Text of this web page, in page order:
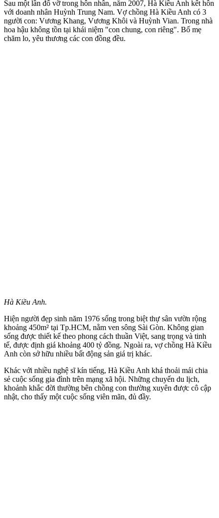
Sau một lần đổ vỡ trong hôn nhân, năm 2007, Hà Kiều Anh kết hôn
với doanh nhân Huỳnh Trung Nam. Vợ chồng Hà Kiều Anh có 3
người con: Vương Khang, Vương Khôi và Huỳnh Vian. Trong nhà
hoa hậu không tồn tại khái niệm "con chung, con riêng". Bố mẹ
chăm lo, yêu thương các con đồng đều.
Hà Kiều Anh.
Hiện người đẹp sinh năm 1976 sống trong biệt thự sân vườn rộng
khoảng 450m² tại Tp.HCM, nằm ven sông Sài Gòn. Không gian
sống được thiết kế theo phong cách thuần Việt, sang trọng và tinh
tế, được định giá khoảng 400 tỷ đồng. Ngoài ra, vợ chồng Hà Kiều
Anh còn sở hữu nhiều bất động sản giá trị khác.
Khác với nhiều nghệ sĩ kín tiếng, Hà Kiều Anh khá thoải mái chia
sẻ cuộc sống gia đình trên mạng xã hội. Những chuyến du lịch,
khoảnh khắc đời thường bên chồng con thường xuyên được cô cập
nhật, cho thấy một cuộc sống viên mãn, đủ đầy.